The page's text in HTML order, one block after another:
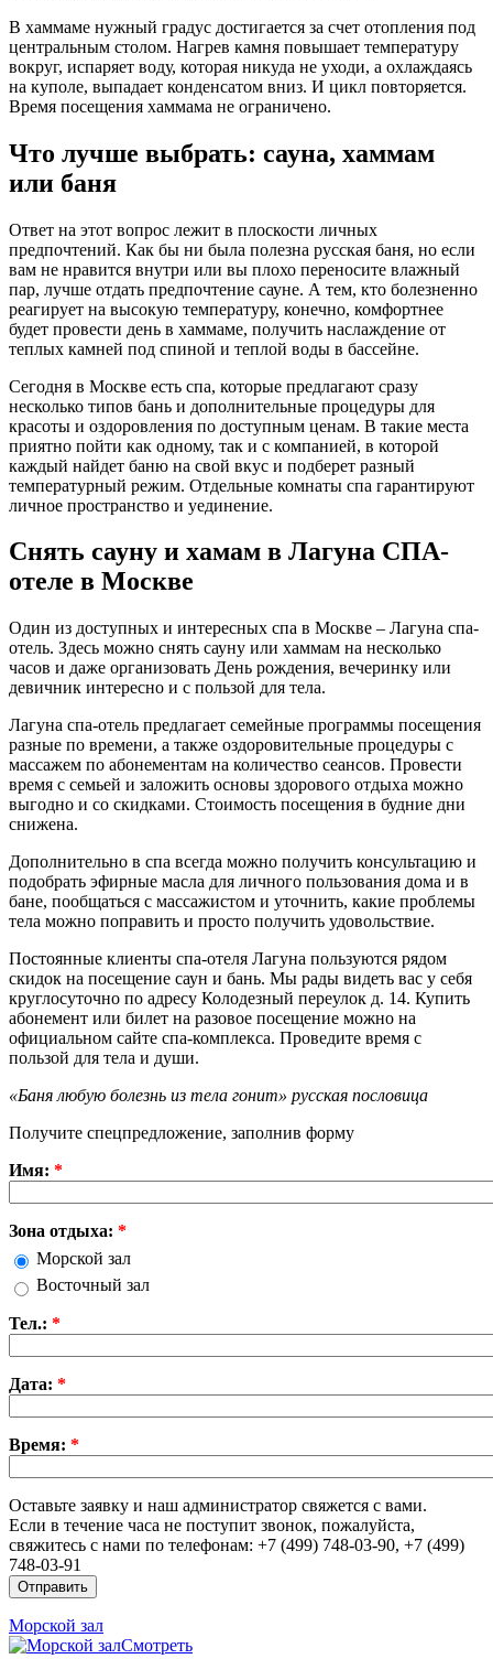
В хаммаме нужный градус достигается за счет отопления под
центральным столом. Нагрев камня повышает температуру
вокруг, испаряет воду, которая никуда не уходи, а охлаждаясь
на куполе, выпадает конденсатом вниз. И цикл повторяется.
Время посещения хаммама не ограничено.
Что лучше выбрать: сауна, хаммам
или баня
Ответ на этот вопрос лежит в плоскости личных
предпочтений. Как бы ни была полезна русская баня, но если
вам не нравится внутри или вы плохо переносите влажный
пар, лучше отдать предпочтение сауне. А тем, кто болезненно
реагирует на высокую температуру, конечно, комфортнее
будет провести день в хаммаме, получить наслаждение от
теплых камней под спиной и теплой воды в бассейне.
Сегодня в Москве есть спа, которые предлагают сразу
несколько типов бань и дополнительные процедуры для
красоты и оздоровления по доступным ценам. В такие места
приятно пойти как одному, так и с компанией, в которой
каждый найдет баню на свой вкус и подберет разный
температурный режим. Отдельные комнаты спа гарантируют
личное пространство и уединение.
Снять сауну и хамам в Лагуна СПА-
отеле в Москве
Один из доступных и интересных спа в Москве – Лагуна спа-
отель. Здесь можно снять сауну или хаммам на несколько
часов и даже организовать День рождения, вечеринку или
девичник интересно и с пользой для тела.
Лагуна спа-отель предлагает семейные программы посещения
разные по времени, а также оздоровительные процедуры с
массажем по абонементам на количество сеансов. Провести
время с семьей и заложить основы здорового отдыха можно
выгодно и со скидками. Стоимость посещения в будние дни
снижена.
Дополнительно в спа всегда можно получить консультацию и
подобрать эфирные масла для личного пользования дома и в
бане, пообщаться с массажистом и уточнить, какие проблемы
тела можно поправить и просто получить удовольствие.
Постоянные клиенты спа-отеля Лагуна пользуются рядом
скидок на посещение саун и бань. Мы рады видеть вас у себя
круглосуточно по адресу Колодезный переулок д. 14. Купить
абонемент или билет на разовое посещение можно на
официальном сайте спа-комплекса. Проведите время с
пользой для тела и души.
«Баня любую болезнь из тела гонит» русская пословица
Получите спецпредложение, заполнив форму
Имя: *
Зона отдыха: *
Морской зал
Восточный зал
Тел.: *
Дата: *
Время: *
Оставьте заявку и наш администратор свяжется с вами.
Если в течение часа не поступит звонок, пожалуйста,
свяжитесь с нами по телефонам: +7 (499) 748-03-90, +7 (499)
748-03-91
Морской зал
Смотреть